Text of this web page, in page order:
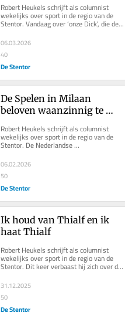
man geniaal
Robert Heukels schrijft als columnist
wekelijks over sport in de regio van de
Stentor. Vandaag over ‘onze Dick’, die deze
week de bekerfinale...
06.03.2026
40
De Stentor
De Spelen in Milaan
beloven waanzinnig te
vertrouwde goldrush zit er
minder in. Is dat erg?
Robert Heukels schrijft als columnist
wekelijks over sport in de regio van de
Stentor. De Nederlandse
hoe erg...
06.02.2026
50
De Stentor
Ik houd van Thialf en ik
haat Thialf
Robert Heukels schrijft als columnist
wekelijks over sport in de regio van de
Stentor. Dit keer verbaast hij zich over de
31.12.2025
50
De Stentor